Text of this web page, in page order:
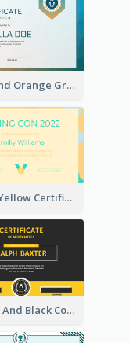
Blue And Orange Gradient Certificate
Funky Yellow Certificate Of Singing Content Champion
Yellow And Black Contrast Simple Certificate